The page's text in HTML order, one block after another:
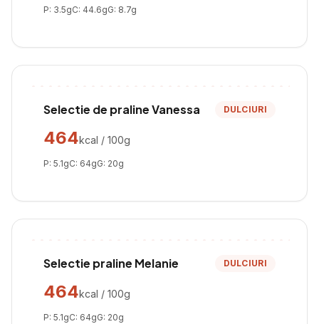
P: 3.5gC: 44.6gG: 8.7g
Selectie de praline Vanessa DULCIURI
464kcal / 100g
P: 5.1gC: 64gG: 20g
Selectie praline Melanie DULCIURI
464kcal / 100g
P: 5.1gC: 64gG: 20g